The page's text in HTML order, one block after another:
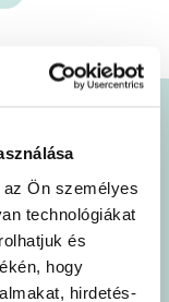
Ön személyes
technológiákat
és
hogy
hirdetés-
hogy
a
laboratóriumban
az antimikrobiális